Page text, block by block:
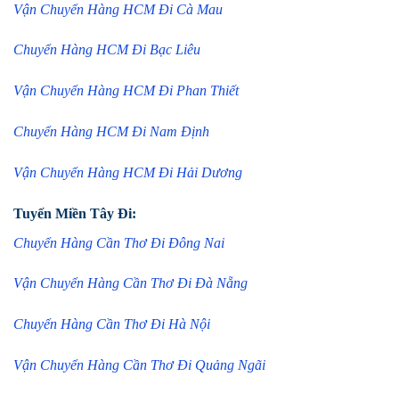
Vận Chuyển Hàng HCM Đi Cà Mau
Chuyển Hàng HCM Đi Bạc Liêu
Vận Chuyển Hàng HCM Đi Phan Thiết
Chuyển Hàng HCM Đi Nam Định
Vận Chuyển Hàng HCM Đi Hải Dương
Tuyến Miền Tây Đi:
Chuyển Hàng Cần Thơ Đi Đông Nai
Vận Chuyển Hàng Cần Thơ Đi Đà Nẵng
Chuyển Hàng Cần Thơ Đi Hà Nội
Vận Chuyển Hàng Cần Thơ Đi Quảng Ngãi